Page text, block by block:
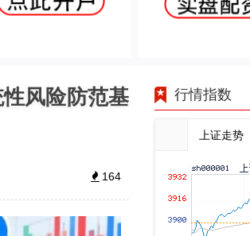
风险防范基
164
行情指数
上证走势